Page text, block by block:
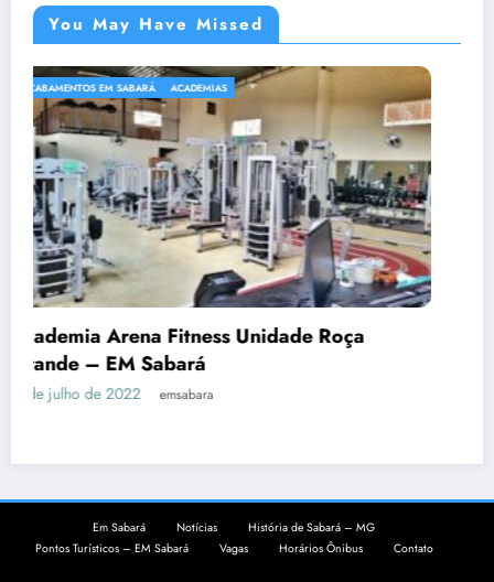
You May Have Missed
ACADEMIAS
Academia Objetivo Força em Sabará